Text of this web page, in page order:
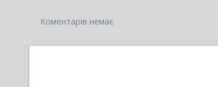
Коментарів немає